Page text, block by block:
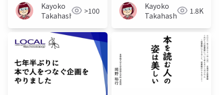
Kayoko
Takahashi
>100
Kayoko
Takahashi
1.8K